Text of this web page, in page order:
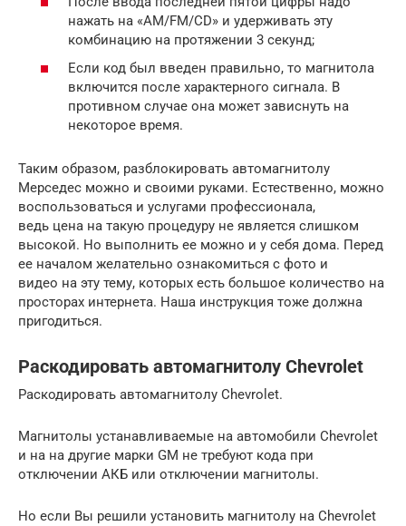
нажать на «AM/FM/CD» и удерживать эту
комбинацию на протяжении 3 секунд;
Если код был введен правильно, то магнитола
включится после характерного сигнала. В
противном случае она может зависнуть на
некоторое время.
Таким образом, разблокировать автомагнитолу
Мерседес можно и своими руками. Естественно, можно
воспользоваться и услугами профессионала,
ведь цена на такую процедуру не является слишком
высокой. Но выполнить ее можно и у себя дома. Перед
ее началом желательно ознакомиться с фото и
видео на эту тему, которых есть большое количество на
просторах интернета. Наша инструкция тоже должна
пригодиться.
Раскодировать автомагнитолу Chevrolet
Раскодировать автомагнитолу Chevrolet.
Магнитолы устанавливаемые на автомобили Chevrolet
и на на другие марки GM не требуют кода при
отключении АКБ или отключении магнитолы.
Но если Вы решили установить магнитолу на Chevrolet